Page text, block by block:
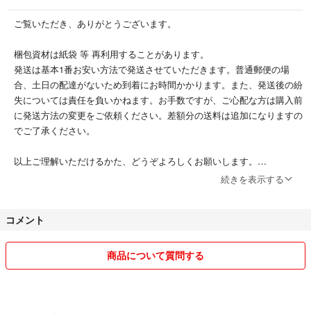
ご覧いただき、ありがとうございます。
梱包資材は紙袋 等 再利用することがあります。
発送は基本1番お安い方法で発送させていただきます。普通郵便の場
合、土日の配達がないため到着にお時間かかります。また、発送後の紛
失については責任を負いかねます。お手数ですが、ご心配な方は購入前
に発送方法の変更をご依頼ください。差額分の送料は追加になりますの
でご了承ください。
以上ご理解いただけるかた、どうぞよろしくお願いします。
続きを表示する
コメント
商品について質問する